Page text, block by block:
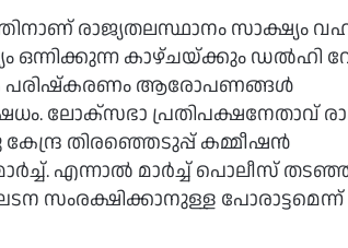
രാജ്യതലസ്ഥാനം സാക്ഷ്യം
ഒന്നിക്കുന്ന കാഴ്ചയ്ക്കും ഡൽഹി
പരിഷ്കരണം ആരോപണങ്ങൾ
ലോക്സഭാ പ്രതിപക്ഷനേതാവ്
തിരഞ്ഞെടുപ്പ് കമ്മീഷൻ
എന്നാൽ മാർച്ച് പൊലീസ്
സംരക്ഷിക്കാനുള്ള